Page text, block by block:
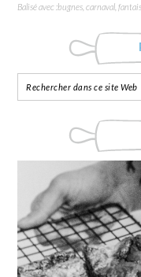
Balisé avec :bugnes ,carnaval ,